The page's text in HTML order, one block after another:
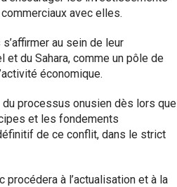
avec elles.
au sein de leur
et du Sahara, comme un pôle de
économique.
processus onusien dès lors que
et les fondements
de ce conflit, dans le strict
à l’actualisation et à la